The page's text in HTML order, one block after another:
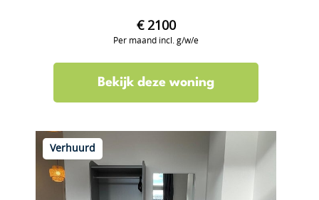
€ 2100
Per maand incl. g/w/e
Bekijk deze woning
Verhuurd